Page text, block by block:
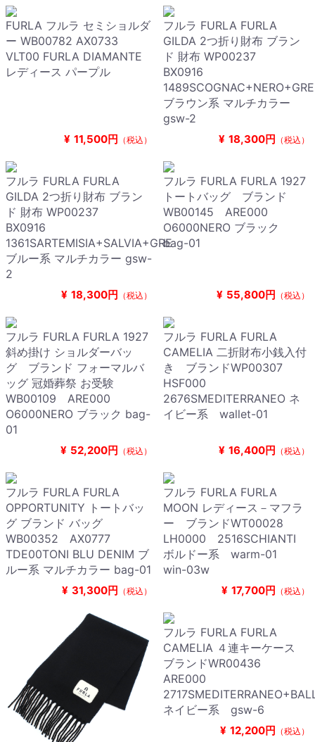
FURLA フルラ セミショルダ
ー WB00782 AX0733
VLT00 FURLA DIAMANTE
レディース パープル
¥ 11,500円 （税込）
フルラ FURLA FURLA
GILDA 2つ折り財布 ブラン
ド 財布 WP00237
BX0916
ブラウン系 マルチカラー
gsw-2
¥ 18,300円 （税込）
フルラ FURLA FURLA
GILDA 2つ折り財布 ブラン
ド 財布 WP00237
BX0916
1361SARTEMISIA+SALVIA+GRE
ブルー系 マルチカラー gsw-
2
¥ 18,300円 （税込）
フルラ FURLA FURLA 1927
トートバッグ ブランド
WB00145 ARE000
O6000NERO ブラック
bag-01
¥ 55,800円 （税込）
フルラ FURLA FURLA 1927
斜め掛け ショルダーバッ
グ ブランド フォーマルバ
ッグ 冠婚葬祭 お受験
WB00109 ARE000
O6000NERO ブラック bag-
01
¥ 52,200円 （税込）
フルラ FURLA FURLA
CAMELIA 二折財布小銭入付
き ブランドWP00307
HSF000
2676SMEDITERRANEO ネ
イビー系 wallet-01
¥ 16,400円 （税込）
フルラ FURLA FURLA
OPPORTUNITY トートバッ
グ ブランド バッグ
WB00352 AX0777
TDE00TONI BLU DENIM ブ
ルー系 マルチカラー bag-01
¥ 31,300円 （税込）
フルラ FURLA FURLA
MOON レディース－マフラ
ー ブランドWT00028
LH0000 2516SCHIANTI
ボルドー系 warm-01
win-03w
¥ 17,700円 （税込）
フルラ FURLA FURLA
CAMELIA ４連キーケース
ブランドWR00436
ARE000
ネイビー系 gsw-6
¥ 12,200円 （税込）